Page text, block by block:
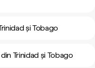
și Tobago
Trinidad și Tobago